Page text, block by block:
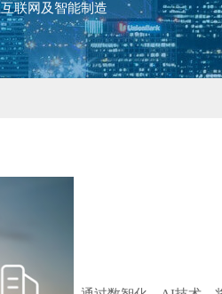
联网及智能制造